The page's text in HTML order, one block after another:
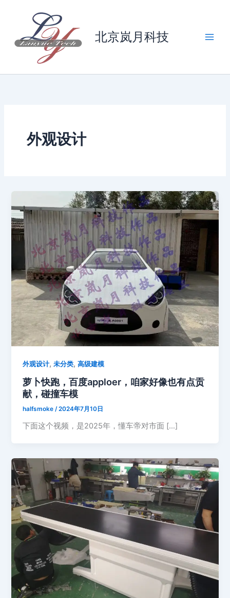
北京岚月科技
外观设计
外观设计,未分类,高级建模
萝卜快跑，百度apploer，咱家好像也有点贡
献，碰撞车模
halfsmoke/2024年7月10日
下面这个视频，是2025年，懂车帝对市面 […]